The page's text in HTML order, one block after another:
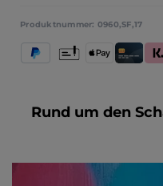
Produktnummer: 0960,SF,17
PayPal Apple Pay
Kredit-
Vorkasse
Rund um den